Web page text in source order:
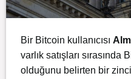
Bir Bitcoin kullanıcısı
varlık satışları
olduğunu belirten bir